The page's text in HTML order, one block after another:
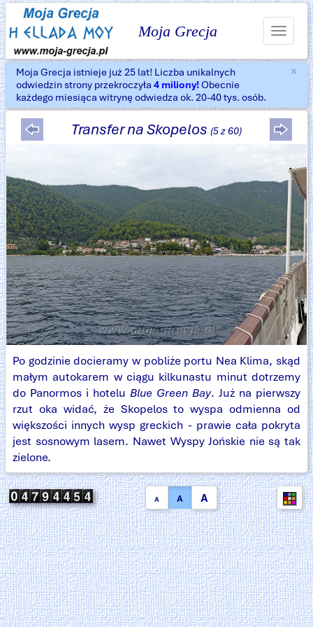
Moja Grecja
Toggle
×
Moja Grecja istnieje już 25 lat! Liczba unikalnych
odwiedzin strony przekroczyła 4 miliony!Obecnie
każdego miesiąca witrynę odwiedza ok. 20-40 tys. osób.
Transfer na Skopelos (5 z 60)
Po godzinie docieramy w pobliże portu Nea Klima, skąd
małym autokarem w ciągu kilkunastu minut dotrzemy
do Panormos i hotelu Blue Green Bay. Już na pierwszy
rzut oka widać, że Skopelos to wyspa odmienna od
większości innych wysp greckich - prawie cała pokryta
jest sosnowym lasem. Nawet Wyspy Jońskie nie są tak
zielone.
A A A